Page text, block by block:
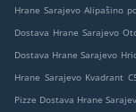
Hrane Sarajevo Alipašino
Dostava Hrane Sarajevo
Dostava Hrane Sarajevo
Hrane Sarajevo Kvadrant
Pizze Dostava Hrane